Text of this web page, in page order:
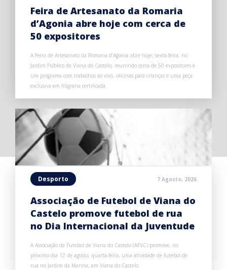
Feira de Artesanato da Romaria
d’Agonia abre hoje com cerca de
50 expositores
A Feira de Artesanato da Romaria d’Agonia abre hoje, sexta-feira, no
Jardim Público de Viana do Castelo, reunindo cerca de 50 expositores e
um programa com trabalhos ao vivo, oficinas para crianças e uma peça
exclusiva em filigrana certificada.
Desporto 7 Agosto, 2026
Associação de Futebol de Viana do
Castelo promove futebol de rua
no Dia Internacional da Juventude
A Associação de Futebol de Viana do Castelo (AFVC) promove, no
próximo dia 12 de agosto, quarta-feira, uma atividade de futebol de
rua no Jardim da Marina, em Viana do Castelo.